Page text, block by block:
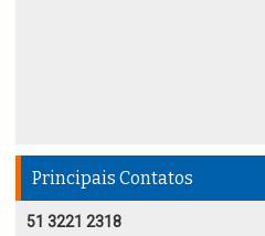
Principais Contatos
51 3221 2318